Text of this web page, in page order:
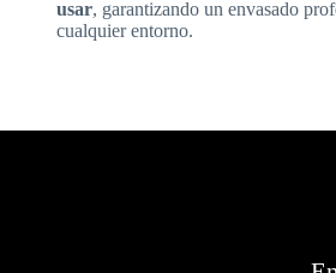
usar, garantizando un envasado
cualquier entorno.